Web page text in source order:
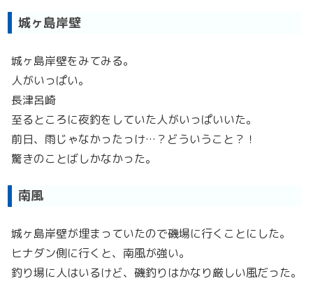
城ヶ島岸壁
城ヶ島岸壁をみてみる。
人がいっぱい。
長津呂崎
至るところに夜釣をしていた人がいっぱいいた。
前日、雨じゃなかったっけ…？どういうこと？！
驚きのことばしかなかった。
南風
城ヶ島岸壁が埋まっていたので磯場に行くことにした。
ヒナダン側に行くと、南風が強い。
釣り場に人はいるけど、磯釣りはかなり厳しい風だった。